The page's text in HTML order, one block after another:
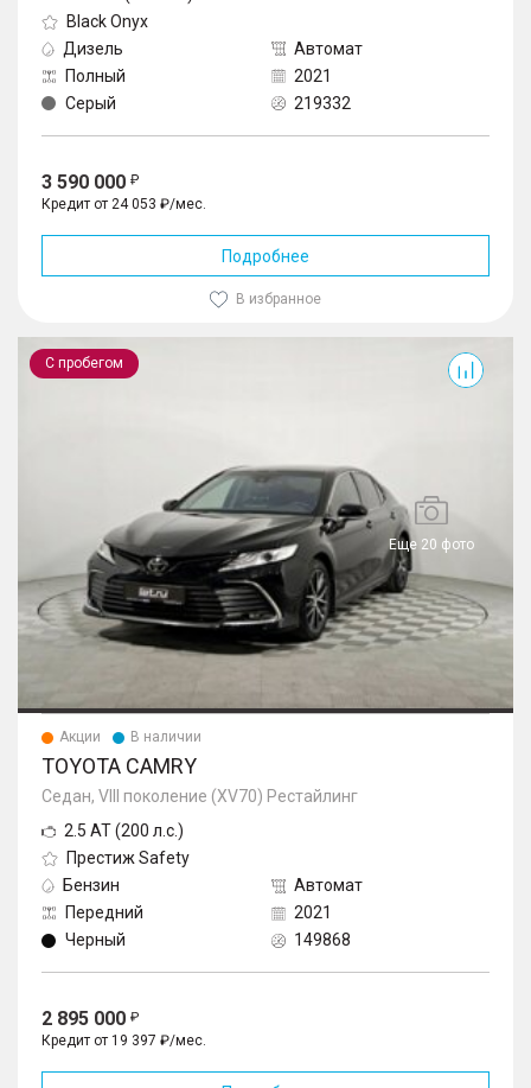
Black Onyx
Дизель
Автомат
Полный
2021
Серый
219332
3 590 000
Кредит от 24 053 ₽/мес.
Подробнее
В избранное
С пробегом
Еще 20 фото
Camry
Акции В наличии
TOYOTA CAMRY
Седан, VIII поколение (XV70) Рестайлинг
2.5 AT (200 л.с.)
Престиж Safety
Бензин
Автомат
Передний
2021
Черный
149868
2 895 000
Кредит от 19 397 ₽/мес.